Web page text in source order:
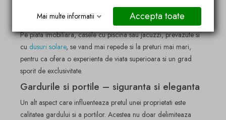
jacuzzi-ul de exterior. Acesta ofera confort si rafinament, fiind
perceput ca o dotare premium.
Pe piata imobiliara, casele cu piscina sau jacuzzi, prevazute si
cu dusuri solare, se vand mai repede si la preturi mai mari,
pentru ca ofera o experienta de viata superioara si un grad
sporit de exclusivitate.
Gardurile si portile – siguranta si eleganta
Un alt aspect care influenteaza pretul unei proprietati este
calitatea gardului si a portilor. Acestea nu doar delimiteaza
Mai multe informatii Accepta toate